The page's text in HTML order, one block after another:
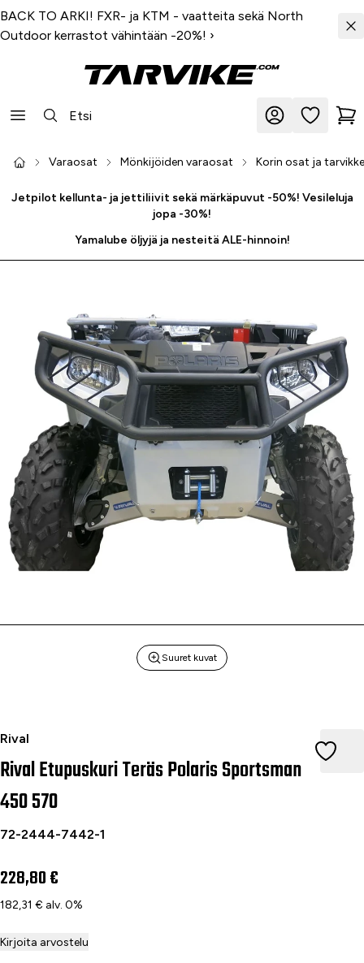
BACK TO ARKI! FXR- ja KTM - vaatteita sekä North
Outdoor kerrastot vähintään -20%! ›
Varaosat Mönkijöiden varaosat Korin osat ja
Jetpilot kellunta- ja jettiliivit sekä märkäpuvut -50%! Vesileluja
jopa -30%!
Yamalube öljyjä ja nesteitä ALE-hinnoin!
Suuret kuvat
Rival
Rival Etupuskuri Teräs Polaris Sportsman 450 570
Rival Etupuskuri Teräs Polaris Sportsman
450 570
72-2444-7442-1
228,80 €
182,31 € alv. 0%
Kirjoita arvostelu